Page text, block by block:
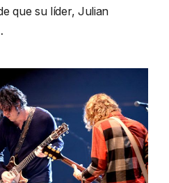
que su líder, Julian